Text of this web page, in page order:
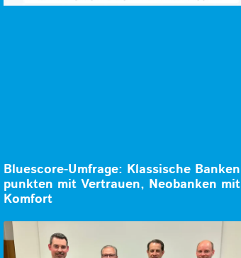
Bluescore-Umfrage: Klassische Banken
punkten mit Vertrauen, Neobanken mit
Komfort